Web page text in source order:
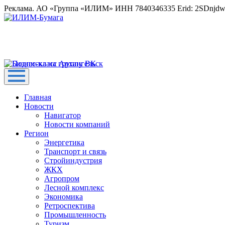
Реклама. АО «Группа «ИЛИМ» ИНН 7840346335 Erid:
Главная
Новости
Навигатор
Новости компаний
Регион
Энергетика
Транспорт и связь
Стройиндустрия
ЖКХ
Агропром
Лесной комплекс
Экономика
Ретроспектива
Промышленность